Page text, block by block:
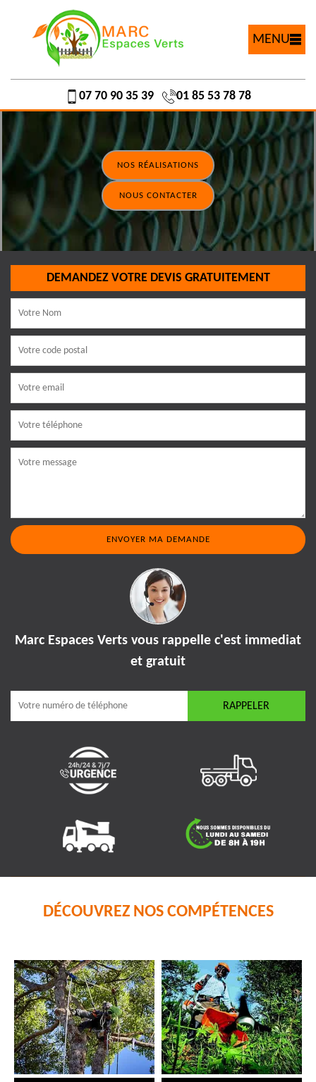
MENU
07 70 90 35 39 01 85 53 78 78
NOS RÉALISATIONS
NOUS CONTACTER
DEMANDEZ VOTRE DEVIS GRATUITEMENT
Marc Espaces Verts vous rappelle c'est immediat
et gratuit
DÉCOUVREZ NOS COMPÉTENCES